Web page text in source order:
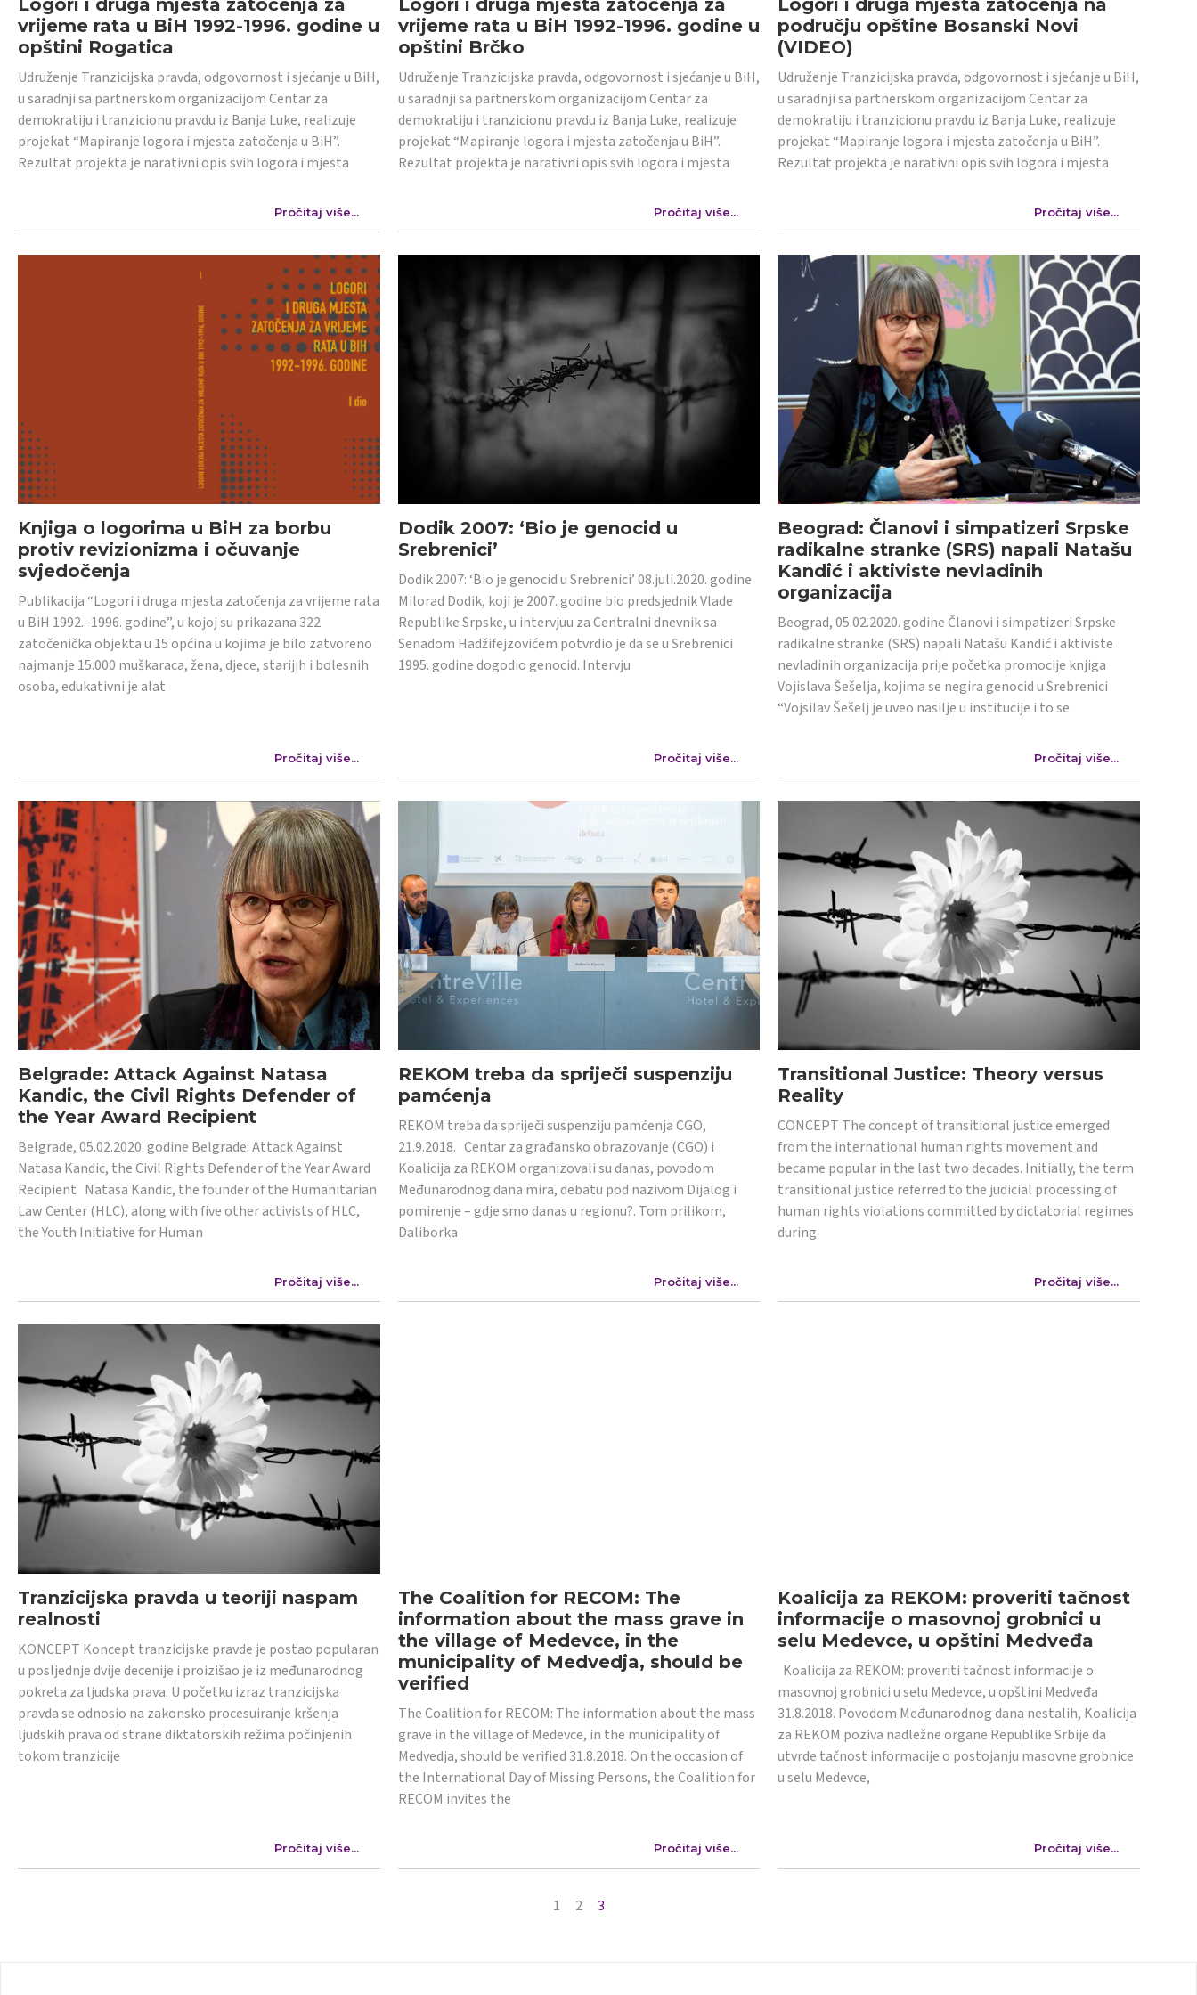
vrijeme rata u BiH 1992-1996. godine u
opštini Rogatica
Udruženje Tranzicijska pravda, odgovornost i sjećanje u BiH,
u saradnji sa partnerskom organizacijom Centar za
demokratiju i tranzicionu pravdu iz Banja Luke, realizuje
projekat “Mapiranje logora i mjesta zatočenja u BiH”.
Rezultat projekta je narativni opis svih logora i mjesta
Pročitaj više...
vrijeme rata u BiH 1992-1996. godine u
opštini Brčko
Udruženje Tranzicijska pravda, odgovornost i sjećanje u BiH,
u saradnji sa partnerskom organizacijom Centar za
demokratiju i tranzicionu pravdu iz Banja Luke, realizuje
projekat “Mapiranje logora i mjesta zatočenja u BiH”.
Rezultat projekta je narativni opis svih logora i mjesta
Pročitaj više...
području opštine Bosanski Novi
(VIDEO)
Udruženje Tranzicijska pravda, odgovornost i sjećanje u BiH,
u saradnji sa partnerskom organizacijom Centar za
demokratiju i tranzicionu pravdu iz Banja Luke, realizuje
projekat “Mapiranje logora i mjesta zatočenja u BiH”.
Rezultat projekta je narativni opis svih logora i mjesta
Pročitaj više...
Knjiga o logorima u BiH za borbu
protiv revizionizma i očuvanje
svjedočenja
Publikacija “Logori i druga mjesta zatočenja za vrijeme rata
u BiH 1992.–1996. godine”, u kojoj su prikazana 322
zatočenička objekta u 15 općina u kojima je bilo zatvoreno
najmanje 15.000 muškaraca, žena, djece, starijih i bolesnih
osoba, edukativni je alat
Pročitaj više...
Dodik 2007: ‘Bio je genocid u
Srebrenici’
Dodik 2007: ‘Bio je genocid u Srebrenici’ 08.juli.2020. godine
Milorad Dodik, koji je 2007. godine bio predsjednik Vlade
Republike Srpske, u intervjuu za Centralni dnevnik sa
Senadom Hadžifejzovićem potvrdio je da se u Srebrenici
1995. godine dogodio genocid. Intervju
Pročitaj više...
Beograd: Članovi i simpatizeri Srpske
radikalne stranke (SRS) napali Natašu
Kandić i aktiviste nevladinih
organizacija
Beograd, 05.02.2020. godine Članovi i simpatizeri Srpske
radikalne stranke (SRS) napali Natašu Kandić i aktiviste
nevladinih organizacija prije početka promocije knjiga
Vojislava Šešelja, kojima se negira genocid u Srebrenici
“Vojsilav Šešelj je uveo nasilje u institucije i to se
Pročitaj više...
Belgrade: Attack Against Natasa
Kandic, the Civil Rights Defender of
the Year Award Recipient
Belgrade, 05.02.2020. godine Belgrade: Attack Against
Natasa Kandic, the Civil Rights Defender of the Year Award
Recipient Natasa Kandic, the founder of the Humanitarian
Law Center (HLC), along with five other activists of HLC,
the Youth Initiative for Human
Pročitaj više...
REKOM treba da spriječi suspenziju
pamćenja
REKOM treba da spriječi suspenziju pamćenja CGO,
21.9.2018. Centar za građansko obrazovanje (CGO) i
Koalicija za REKOM organizovali su danas, povodom
Međunarodnog dana mira, debatu pod nazivom Dijalog i
pomirenje – gdje smo danas u regionu?. Tom prilikom,
Daliborka
Pročitaj više...
Transitional Justice: Theory versus
Reality
CONCEPT The concept of transitional justice emerged
from the international human rights movement and
became popular in the last two decades. Initially, the term
transitional justice referred to the judicial processing of
human rights violations committed by dictatorial regimes
during
Pročitaj više...
Tranzicijska pravda u teoriji naspam
realnosti
KONCEPT Koncept tranzicijske pravde je postao popularan
u posljednje dvije decenije i proizišao je iz međunarodnog
pokreta za ljudska prava. U početku izraz tranzicijska
pravda se odnosio na zakonsko procesuiranje kršenja
ljudskih prava od strane diktatorskih režima počinjenih
tokom tranzicije
Pročitaj više...
The Coalition for RECOM: The
information about the mass grave in
the village of Medevce, in the
municipality of Medvedja, should be
verified
The Coalition for RECOM: The information about the mass
grave in the village of Medevce, in the municipality of
Medvedja, should be verified 31.8.2018. On the occasion of
the International Day of Missing Persons, the Coalition for
RECOM invites the
Pročitaj više...
Koalicija za REKOM: proveriti tačnost
informacije o masovnoj grobnici u
selu Medevce, u opštini Medveđa
Koalicija za REKOM: proveriti tačnost informacije o
masovnoj grobnici u selu Medevce, u opštini Medveđa
31.8.2018. Povodom Međunarodnog dana nestalih, Koalicija
za REKOM poziva nadležne organe Republike Srbije da
utvrde tačnost informacije o postojanju masovne grobnice
u selu Medevce,
Pročitaj više...
1 2 3